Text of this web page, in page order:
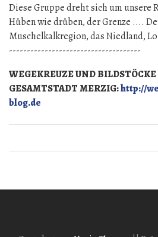
Diese Gruppe dreht sich um unsere
Hüben wie drüben, der Grenze ....
Muschelkalkregion, das Niedland,
-------------------------------------
WEGEKREUZE UND
GESAMTSTADT MERZIG:http://
blog.de